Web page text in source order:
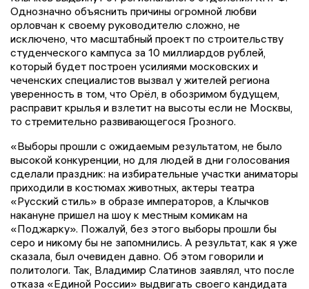
Однозначно объяснить причины огромной любви
орловчан к своему руководителю сложно, не
исключено, что масштабный проект по строительству
студенческого кампуса за 10 миллиардов рублей,
который будет построен усилиями московских и
чеченских специалистов вызвал у жителей региона
уверенность в том, что Орёл, в обозримом будущем,
расправит крылья и взлетит на высоты если не Москвы,
то стремительно развивающегося Грозного.
«Выборы прошли с ожидаемым результатом, не было
высокой конкуренции, но для людей в дни голосования
сделали праздник: на избирательные участки аниматоры
приходили в костюмах животных, актеры театра
«Русский стиль» в образе императоров, а Клычков
накануне пришел на шоу к местным комикам на
«Поджарку». Пожалуй, без этого выборы прошли бы
серо и никому бы не запомнились. А результат, как я уже
сказала, был очевиден давно. Об этом говорили и
политологи. Так, Владимир Слатинов заявлял, что после
отказа «Единой России» выдвигать своего кандидата